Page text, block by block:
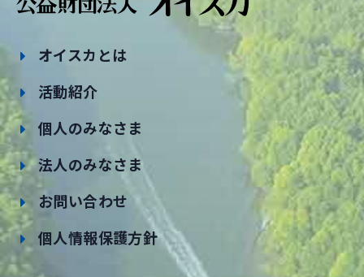
オイスカとは
活動紹介
個人のみなさま
法人のみなさま
お問い合わせ
個人情報保護方針